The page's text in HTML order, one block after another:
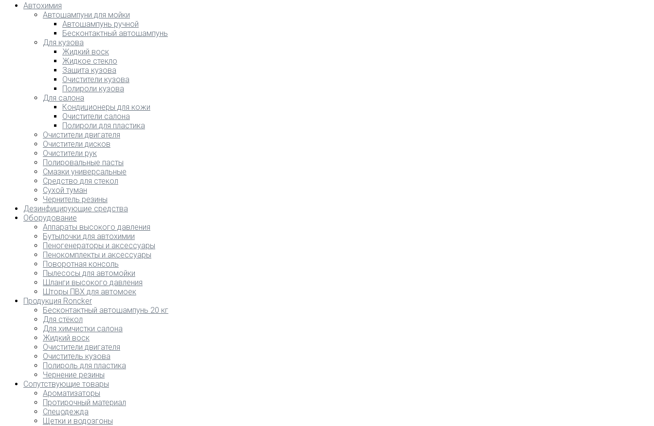
Автохимия
Автошампуни для мойки
Автошампунь ручной
Бесконтактный автошампунь
Для кузова
Жидкий воск
Жидкое стекло
Защита кузова
Очистители кузова
Полироли кузова
Для салона
Кондиционеры для кожи
Очистители салона
Полироли для пластика
Очистители двигателя
Очистители дисков
Очистители рук
Полировальные пасты
Смазки универсальные
Средство для стекол
Сухой туман
Чернитель резины
Дезинфицирующие средства
Оборудование
Аппараты высокого давления
Бутылочки для автохимии
Пеногенераторы и аксессуары
Пенокомплекты и аксессуары
Поворотная консоль
Пылесосы для автомойки
Шланги высокого давления
Шторы ПВХ для автомоек
Продукция Roncker
Бесконтактный автошампунь 20 кг
Для стёкол
Для химчистки салона
Жидкий воск
Очистители двигателя
Очиститель кузова
Полироль для пластика
Чернение резины
Сопутствующие товары
Ароматизаторы
Протирочный материал
Спецодежда
Щетки и водозгоны